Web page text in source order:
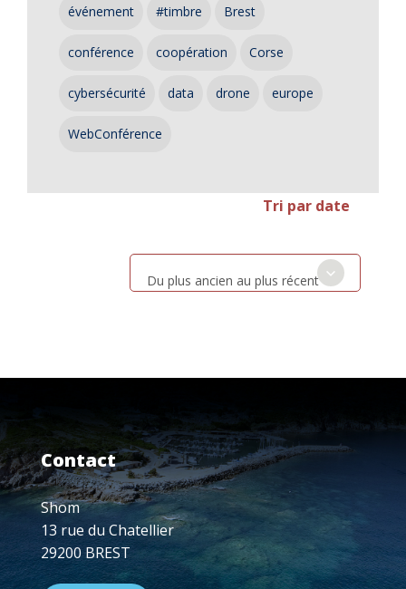
événement #timbre Brest
conférence coopération Corse
cybersécurité data drone europe
WebConférence
Tri par date
Du plus ancien au plus récent
Contact
Shom
13 rue du Chatellier
29200 BREST